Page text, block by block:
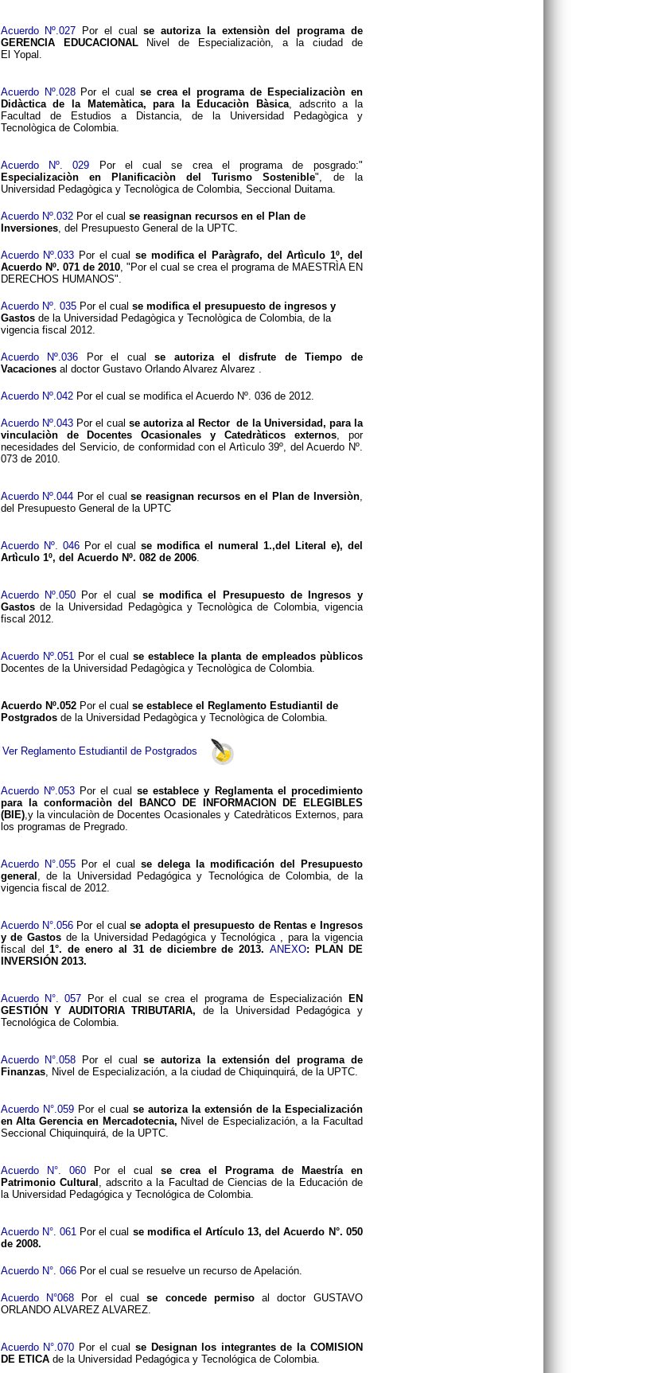
Acuerdo Nº.027 Por el cualse autoriza la extensiòn del programa de
GERENCIA EDUCACIONALNivel de Especializaciòn, a la ciudad de
El Yopal.
Acuerdo Nº.028Por el cual se crea el programa de Especializaciòn en
Didàctica de la Matemàtica, para la Educaciòn Bàsica, adscrito a la
Facultad de Estudios a Distancia, de la Universidad Pedagògica y
Tecnològica de Colombia.
Acuerdo Nº. 029 Por el cual se crea el programa de posgrado:"
Especializaciòn en Planificaciòn del Turismo Sostenible", de la
Universidad Pedagògica y Tecnològica de Colombia, Seccional Duitama.
Acuerdo Nº.032Por el cual se reasignan recursos en el Plan de
Inversiones, del Presupuesto General de la UPTC.
Acuerdo Nº.033 Por el cualse modifica el Paràgrafo, del Artìculo 1º, del
Acuerdo Nº. 071 de 2010, "Por el cual se crea el programa de MAESTRÌA EN
DERECHOS HUMANOS".
Acuerdo Nº. 035Por el cual se modifica el presupuesto de ingresos y
Gastosde la Universidad Pedagògica y Tecnològica de Colombia, de la
vigencia fiscal 2012.
Acuerdo Nº.036 Por el cualse autoriza el disfrute de Tiempo de
Vacacionesal doctor Gustavo Orlando Alvarez Alvarez .
Acuerdo Nº.042Por el cual se modifica el Acuerdo Nº. 036 de 2012.
Acuerdo Nº.043Por el cualse autoriza al Rector de la Universidad, para la
vinculaciòn de Docentes Ocasionales y Catedràticos externos, por
necesidades del Servicio, de conformidad con el Artìculo 39º, del Acuerdo Nº.
073 de 2010.
Acuerdo Nº.044 Por el cualse reasignan recursos en el Plan de Inversiòn,
del Presupuesto General de la UPTC
Acuerdo Nº. 046Por el cualse modifica el numeral 1.,del Literal e), del
Artìculo 1º, del Acuerdo Nº. 082 de 2006.
Acuerdo Nº.050 Por el cual se modifica el Presupuesto de Ingresos y
Gastosde la Universidad Pedagògica y Tecnològica de Colombia, vigencia
fiscal 2012.
Acuerdo Nº.051 Por el cualse establece la planta de empleados pùblicos
Docentes de la Universidad Pedagògica y Tecnològica de Colombia.
Acuerdo Nº.052Por el cual se establece el Reglamento Estudiantil de
Postgradosde la Universidad Pedagògica y Tecnològica de Colombia.
Ver Reglamento Estudiantil de Postgrados
Acuerdo Nº.053Por el cualse establece y Reglamenta el procedimiento
para la conformaciòn del BANCO DE INFORMACION DE ELEGIBLES
(BIE),y la vinculaciòn de Docentes Ocasionales y Catedràticos Externos, para
los programas de Pregrado.
Acuerdo N°.055Por el cual se delega la modificación del Presupuesto
general
, de la Universidad Pedagógica y Tecnológica de Colombia, de la
vigencia fiscal de 2012.
Acuerdo N°.056 Por el cualse adopta el presupuesto de Rentas e Ingresos
y de Gastosde la Universidad Pedagógica y Tecnológica , para la vigencia
fiscal del1°. de enero al 31 de diciembre de 2013.ANEXO: PLAN DE
INVERSIÓN 2013.
Acuerdo N°. 057 Por el cual se crea el programa de Especialización
EN
GESTIÓN Y AUDITORIA TRIBUTARIA, de la Universidad Pedagógica y
Tecnológica de Colombia.
Acuerdo N°.058 Por el cualse autoriza la extensión del programa de
Finanzas, Nivel de Especialización, a la ciudad de Chiquinquirá, de la UPTC.
Acuerdo N°.059Por el cual se autoriza la extensión de la Especialización
en Alta Gerencia en Mercadotecnia, Nivel de Especialización, a la Facultad
Seccional Chiquinquirá, de la UPTC.
Acuerdo N°. 060Por el cual se crea el Programa de Maestría en
Patrimonio Cultural
, adscrito a la Facultad de Ciencias de la Educación de
la Universidad Pedagógica y Tecnológica de Colombia.
Acuerdo N°. 061 Por el cual se modifica el Artículo 13, del Acuerdo N°. 050
de 2008.
Acuerdo N°. 066Por el cual se resuelve un recurso de Apelación.
Acuerdo N°068 Por el cualse concede permisoal doctor GUSTAVO
ORLANDO ALVAREZ ALVAREZ.
Acuerdo N°.070 Por el cual se Designan los integrantes de la COMISION
DE ETICAde la Universidad Pedagógica y Tecnológica de Colombia.